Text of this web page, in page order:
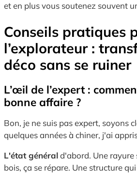
et en plus vous soutenez souvent
Conseils pratiques
l’explorateur :
déco sans se ruiner
L’œil de l’expert :
bonne affaire ?
Bon, je ne suis pas expert, soyons
quelques années à chiner, j'ai
L'état générald'abord. Une rayure
bois, ça se répare. Une structure